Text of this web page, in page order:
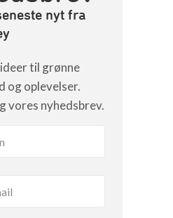
nyt fra
til grønne
og oplevelser.
vores nyhedsbrev.